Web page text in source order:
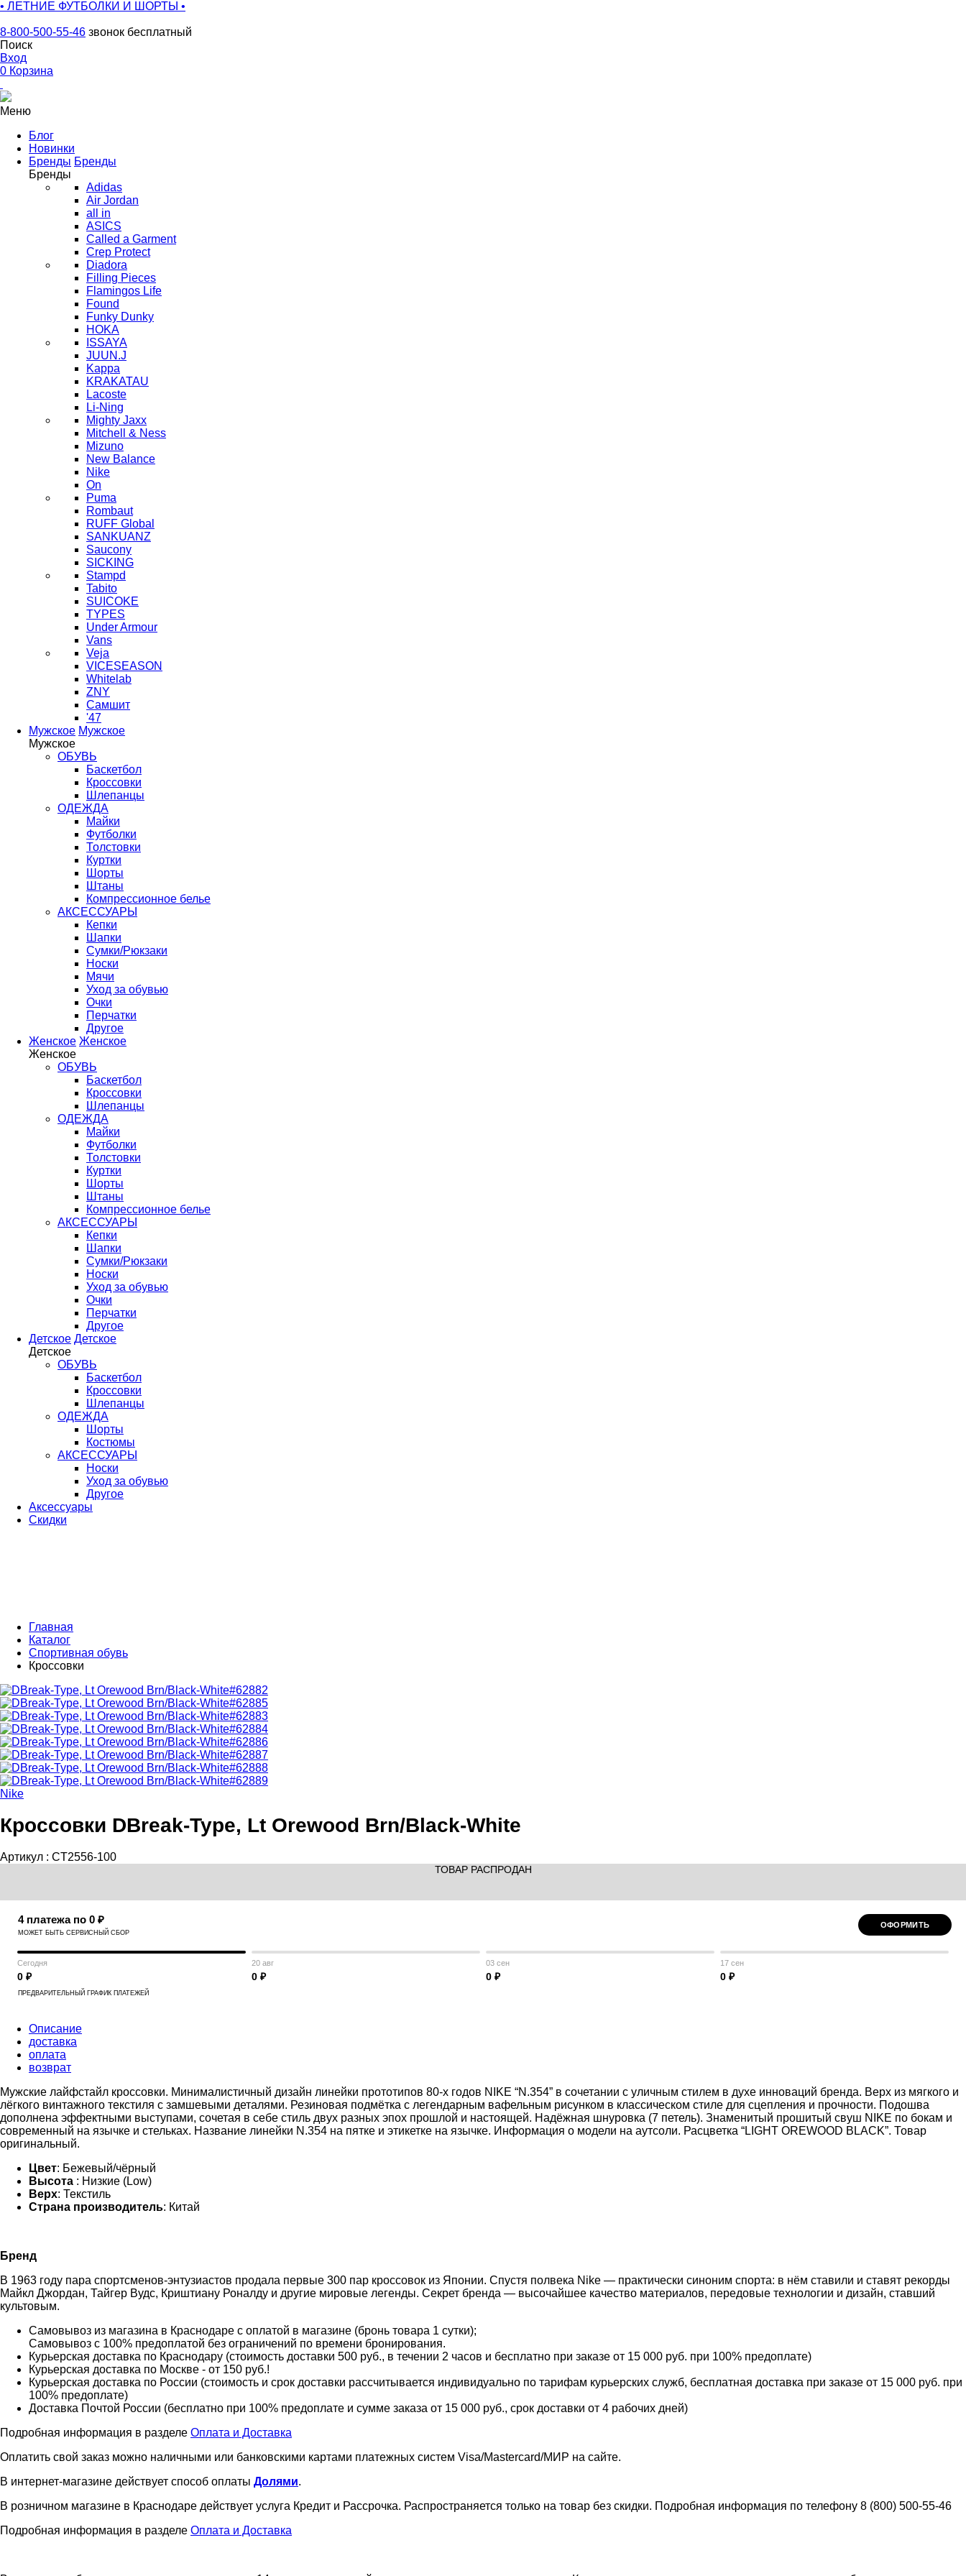
• ЛЕТНИЕ ФУТБОЛКИ И ШОРТЫ •
8-800-500-55-46 звонок бесплатный
Поиск
Вход
0 Корзина
Меню
Блог
Новинки
Бренды Бренды
Бренды
Adidas
Air Jordan
all in
ASICS
Called a Garment
Crep Protect
Diadora
Filling Pieces
Flamingos Life
Found
Funky Dunky
HOKA
ISSAYA
JUUN.J
Kappa
KRAKATAU
Lacoste
Li-Ning
Mighty Jaxx
Mitchell & Ness
Mizuno
New Balance
Nike
On
Puma
Rombaut
RUFF Global
SANKUANZ
Saucony
SICKING
Stampd
Tabito
SUICOKE
TYPES
Under Armour
Vans
Veja
VICESEASON
Whitelab
ZNY
Самшит
'47
Мужское Мужское
Мужское
ОБУВЬ
Баскетбол
Кроссовки
Шлепанцы
ОДЕЖДА
Майки
Футболки
Толстовки
Куртки
Шорты
Штаны
Компрессионное белье
АКСЕССУАРЫ
Кепки
Шапки
Сумки/Рюкзаки
Носки
Мячи
Уход за обувью
Очки
Перчатки
Другое
Женское Женское
Женское
ОБУВЬ
Баскетбол
Кроссовки
Шлепанцы
ОДЕЖДА
Майки
Футболки
Толстовки
Куртки
Шорты
Штаны
Компрессионное белье
АКСЕССУАРЫ
Кепки
Шапки
Сумки/Рюкзаки
Носки
Уход за обувью
Очки
Перчатки
Другое
Детское Детское
Детское
ОБУВЬ
Баскетбол
Кроссовки
Шлепанцы
ОДЕЖДА
Шорты
Костюмы
АКСЕССУАРЫ
Носки
Уход за обувью
Другое
Аксессуары
Скидки
Главная
Каталог
Спортивная обувь
Кроссовки
Nike
Кроссовки DBreak-Type, Lt Orewood Brn/Black-White
Артикул : CT2556-100
ТОВАР РАСПРОДАН
4 платежа по 0 ₽
МОЖЕТ БЫТЬ СЕРВИСНЫЙ СБОР
ОФОРМИТЬ
Сегодня
0 ₽
20 авг
0 ₽
03 сен
0 ₽
17 сен
0 ₽
ПРЕДВАРИТЕЛЬНЫЙ ГРАФИК ПЛАТЕЖЕЙ
Описание
доставка
оплата
возврат
Мужские лайфстайл кроссовки. Минималистичный дизайн линейки прототипов 80-х годов NIKE “N.354” в сочетании с уличным стилем в духе инноваций бренда. Верх из мягкого и
лёгкого винтажного текстиля с замшевыми деталями. Резиновая подмётка с легендарным вафельным рисунком в классическом стиле для сцепления и прочности. Подошва
дополнена эффектными выступами, сочетая в себе стиль двух разных эпох прошлой и настоящей. Надёжная шнуровка (7 петель). Знаменитый прошитый свуш NIKE по бокам и
современный на язычке и стельках. Название линейки N.354 на пятке и этикетке на язычке. Информация о модели на аутсоли. Расцветка “LIGHT OREWOOD BLACK”. Товар
оригинальный.
Цвет: Бежевый/чёрный
Высота : Низкие (Low)
Верх: Текстиль
Страна производитель: Китай
Бренд
В 1963 году пара спортсменов-энтузиастов продала первые 300 пар кроссовок из Японии. Спустя полвека Nike — практически синоним спорта: в нём ставили и ставят рекорды
Майкл Джордан, Тайгер Вудс, Криштиану Роналду и другие мировые легенды. Секрет бренда — высочайшее качество материалов, передовые технологии и дизайн, ставший
культовым.
Самовывоз из магазина в Краснодаре с оплатой в магазине (бронь товара 1 сутки);
Самовывоз с 100% предоплатой без ограничений по времени бронирования.
Курьерская доставка по Краснодару (стоимость доставки 500 руб., в течении 2 часов и бесплатно при заказе от 15 000 руб. при 100% предоплате)
Курьерская доставка по Москве - от 150 руб.!
Курьерская доставка по России (стоимость и срок доставки рассчитывается индивидуально по тарифам курьерских служб, бесплатная доставка при заказе от 15 000 руб. при
100% предоплате)
Доставка Почтой России (бесплатно при 100% предоплате и сумме заказа от 15 000 руб., срок доставки от 4 рабочих дней)
Подробная информация в разделе Оплата и Доставка
Оплатить свой заказ можно наличными или банковскими картами платежных систем Visa/Mastercard/МИР на сайте.
В интернет-магазине действует способ оплаты Долями.
В розничном магазине в Краснодаре действует услуга Кредит и Рассрочка. Распространяется только на товар без скидки. Подробная информация по телефону 8 (800) 500-55-46
Подробная информация в разделе Оплата и Доставка